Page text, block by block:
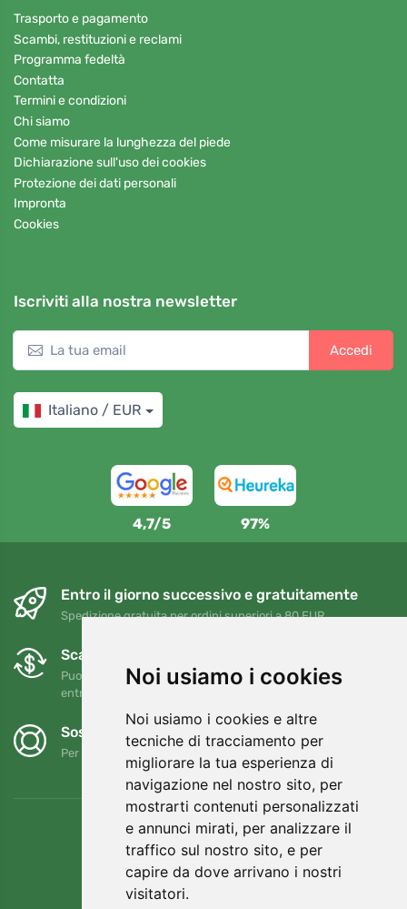
Noi usiamo i cookies
Noi usiamo i cookies e altre
tecniche di tracciamento per
migliorare la tua esperienza di
navigazione nel nostro sito, per
mostrarti contenuti personalizzati
e annunci mirati, per analizzare il
traffico sul nostro sito, e per
capire da dove arrivano i nostri
visitatori.
Trasporto e pagamento
Scambi, restituzioni e reclami
Programma fedeltà
Contatta
Termini e condizioni
Chi siamo
Come misurare la lunghezza del piede
Dichiarazione sull'uso dei cookies
Protezione dei dati personali
Impronta
Cookies
Iscriviti alla nostra newsletter
Accedi
Italiano / EUR
4,7/5 97%
Entro il giorno successivo e gratuitamente
Spedizione gratuita per ordini superiori a 80 EUR
Scambi e resi gratuiti
Puoi restituire o cambiare il tuo ordine in qualsiasi momento
entro 90 giorni
Sosteniamo Trees.org
Per ogni ordine piantiamo un albero! Leggi di più